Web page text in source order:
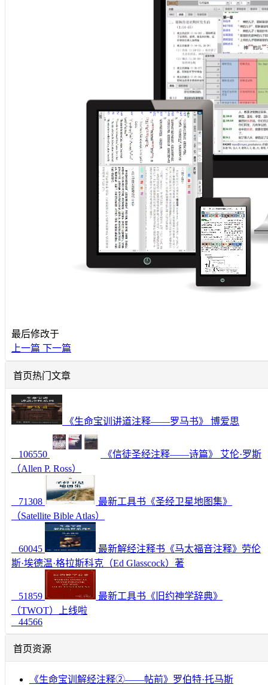
最后修改于
上一篇 下一篇
首页热门文章
《生命宝训讲道注释——罗马书》 博爱思
106550
《信徒圣经注释——诗篇》 艾伦·罗斯
（Allen P. Ross）
71308
最新工具书《圣经卫星地图集》
（Satellite Bible Atlas）
60045
最新解经注释书《马太福音注释》劳伦
斯·埃德温·格拉斯科克（Ed Glasscock）著
51859
最新工具书《旧约神学辞典》
（TWOT）上线啦
44566
首页资源
《生命宝训解经注释②——帖前》罗伯特·托马斯